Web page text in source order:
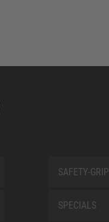
SAFETY-GRIP
SPECIALS